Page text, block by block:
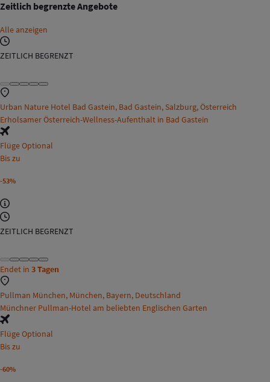
Zeitlich begrenzte Angebote
Alle anzeigen
ZEITLICH BEGRENZT
Urban Nature Hotel Bad Gastein, Bad Gastein, Salzburg, Österreich
Erholsamer Österreich-Wellness-Aufenthalt in Bad Gastein
Flüge Optional
Bis zu
-53%
ZEITLICH BEGRENZT
Endet in 3 Tagen
Pullman München, München, Bayern, Deutschland
Münchner Pullman-Hotel am beliebten Englischen Garten
Flüge Optional
Bis zu
-60%